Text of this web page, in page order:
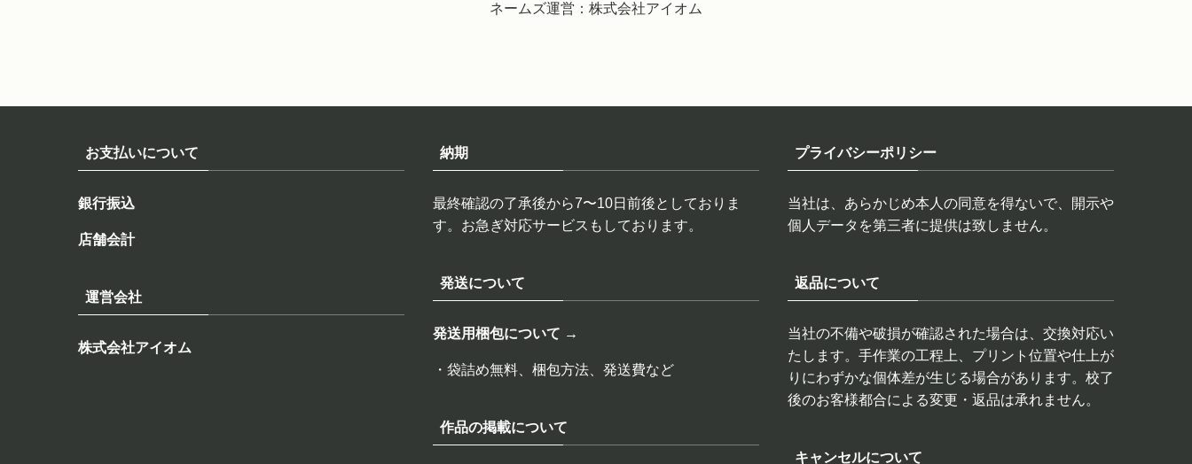
ネームズ運営：株式会社アイオム
お支払いについて
銀行振込
店舗会計
運営会社
株式会社アイオム
納期
最終確認の了承後から7〜10日前後としておりま
す。お急ぎ対応サービスもしております。
発送について
発送用梱包について →
・袋詰め無料、梱包方法、発送費など
作品の掲載について
プライバシーポリシー
当社は、あらかじめ本人の同意を得ないで、開示や
個人データを第三者に提供は致しません。
返品について
当社の不備や破損が確認された場合は、交換対応い
たします。手作業の工程上、プリント位置や仕上が
りにわずかな個体差が生じる場合があります。校了
後のお客様都合による変更・返品は承れません。
キャンセルについて